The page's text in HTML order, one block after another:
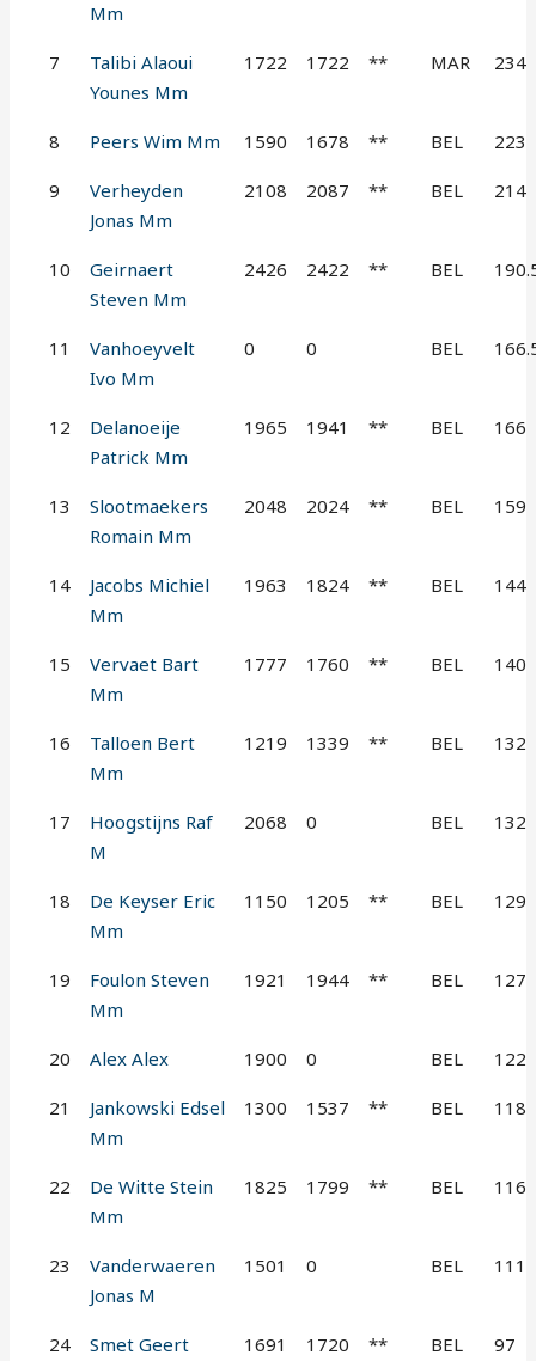
Mm
7
Talibi Alaoui
Younes Mm
1722 1722 ** MAR 234
8 Peers Wim Mm 1590 1678 ** BEL 223
9
Verheyden
Jonas Mm
2108 2087 ** BEL 214
10
Geirnaert
Steven Mm
2426 2422 ** BEL
11
Vanhoeyvelt
Ivo Mm
0 0 BEL
12
Delanoeije
Patrick Mm
1965 1941 ** BEL 166
13
Slootmaekers
Romain Mm
2048 2024 ** BEL 159
14
Jacobs Michiel
Mm
1963 1824 ** BEL 144
15
Vervaet Bart
Mm
1777 1760 ** BEL 140
16
Talloen Bert
Mm
1219 1339 ** BEL 132
17
Hoogstijns Raf
M
2068 0 BEL 132
18
De Keyser Eric
Mm
1150 1205 ** BEL 129
19
Foulon Steven
Mm
1921 1944 ** BEL 127
20 Alex Alex 1900 0 BEL 122
21
Jankowski Edsel
Mm
1300 1537 ** BEL 118
22
De Witte Stein
Mm
1825 1799 ** BEL 116
23
Vanderwaeren
Jonas M
1501 0 BEL 111
24
Smet Geert
1691 1720 ** BEL 97